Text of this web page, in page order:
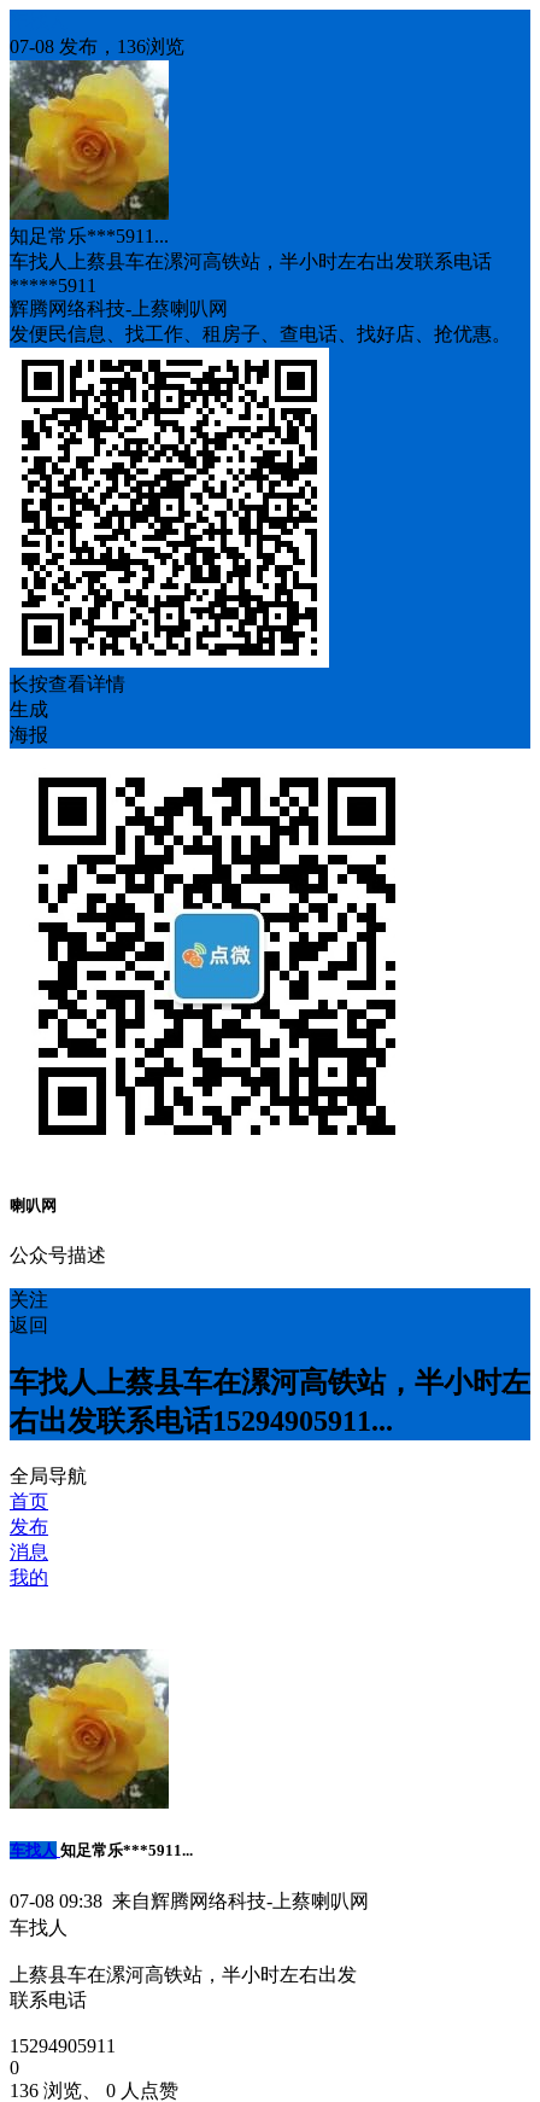
07-08 发布，136浏览
知足常乐***5911...
车找人上蔡县车在漯河高铁站，半小时左右出发联系电话
*****5911
辉腾网络科技-上蔡喇叭网
发便民信息、找工作、租房子、查电话、找好店、抢优惠。
长按查看详情
生成
海报
喇叭网
公众号描述
关注
返回
车找人上蔡县车在漯河高铁站，半小时左
右出发联系电话15294905911...
全局导航
首页
发布
消息
我的
车找人 知足常乐***5911...
07-08 09:38 来自辉腾网络科技-上蔡喇叭网
车找人
上蔡县车在漯河高铁站，半小时左右出发
联系电话
15294905911
0
136 浏览、 0 人点赞